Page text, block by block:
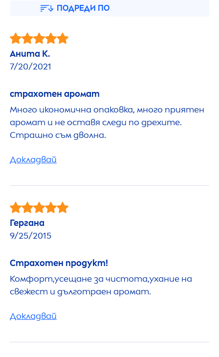
ПОДРЕДИ ПО
Анита К.
7/20/2021
страхотен аромат
Много икономична опаковка, много приятен
аромат и не оставя следи по дрехите.
Страшно съм дволна.
Докладвай
Гергана
9/25/2015
Страхотен продукт!
Комфорт,усещане за чистота,ухание на
свежест и дълготраен аромат.
Докладвай